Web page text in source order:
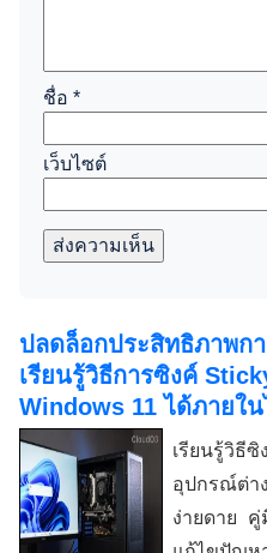
ชื่อ *
เว็บไซต์
ส่งความเห็น
ปลดล็อกประสิทธิภาพก
เรียนรู้วิธีการซิงค์
Windows 11 ได้ภายใ
เรียนรู้วิธี
อุปกรณ์ต่า
ง่ายดาย